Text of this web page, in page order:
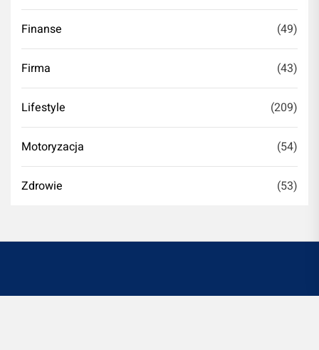
Finanse (49)
Firma (43)
Lifestyle (209)
Motoryzacja (54)
Zdrowie (53)